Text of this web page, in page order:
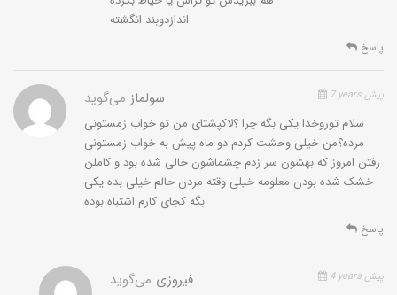
اندازدوبند انگشته
پاسخ
سولماز می‌گوید 7 years پیش
سلام توروخدا یکی بگه چرا ؟لاکپشتای من تو خواب زمستونی
مرده؟من خیلی وحشت کردم دو ماه پیش به خواب زمستونی
رفتن امروز که بهشون سر زدم چشماشون خالی شده بود و کاملن
خشک شده بودن معلومه خیلی وقته مردن حالم خیلی بده یکی
بگه کجای کارم اشتباه بوده
پاسخ
فیروزی می‌گوید 4 years پیش